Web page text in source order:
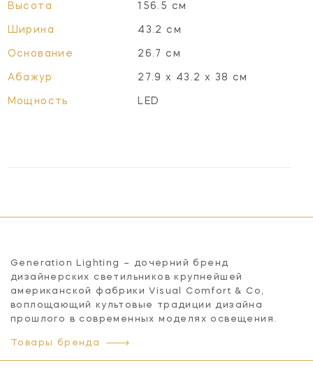
Высота 156.5 см
Ширина 43.2 см
Основание 26.7 см
Абажур 27.9 х 43.2 х 38 см
Мощность LED
Generation Lighting – дочерний бренд
дизайнерских светильников крупнейшей
американской фабрики Visual Comfort & Co,
воплощающий культовые традиции дизайна
прошлого в современных моделях освещения.
Товары бренда